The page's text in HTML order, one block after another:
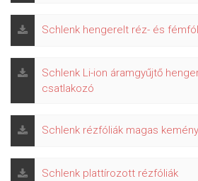
Schlenk hengerelt réz- és
Schlenk Li-ion áramgyűjtő
csatlakozó
Schlenk rézfóliák magas
Schlenk plattírozott rézfóliák